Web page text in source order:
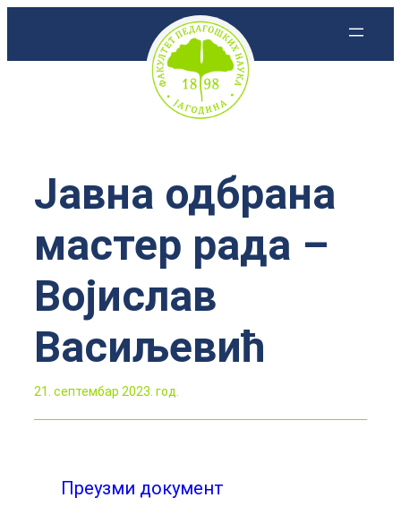
Јавна одбрана
мастер рада –
Војислав
Васиљевић
21. септембар 2023. год.
Преузми документ